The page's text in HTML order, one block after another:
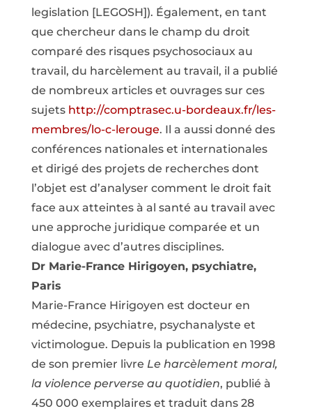
legislation [LEGOSH]). Également, en tant
que chercheur dans le champ du droit
comparé des risques psychosociaux au
travail, du harcèlement au travail, il a publié
de nombreux articles et ouvrages sur ces
sujets http://comptrasec.u-bordeaux.fr/les-
membres/lo-c-lerouge. Il a aussi donné des
conférences nationales et internationales
et dirigé des projets de recherches dont
l’objet est d’analyser comment le droit fait
face aux atteintes à al santé au travail avec
une approche juridique comparée et un
dialogue avec d’autres disciplines.
Dr Marie-France Hirigoyen, psychiatre,
Paris
Marie-France Hirigoyen est docteur en
médecine, psychiatre, psychanalyste et
victimologue. Depuis la publication en 1998
de son premier livre Le harcèlement moral,
la violence perverse au quotidien, publié à
450 000 exemplaires et traduit dans 28